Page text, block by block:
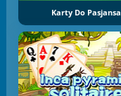
Karty Do Pasjansa